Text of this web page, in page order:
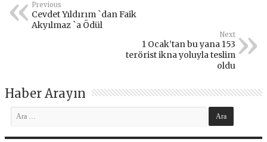
Previous
Cevdet Yıldırım `dan Faik
Akyılmaz `a Ödül
Next
1 Ocak’tan bu yana 153
terörist ikna yoluyla teslim
oldu
Haber Arayın